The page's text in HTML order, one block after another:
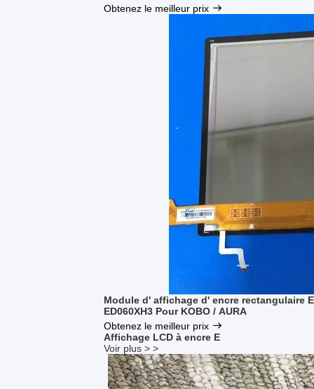
Obtenez le meilleur prix
Module d' affichage d' encre rectangulaire
ED060XH3 Pour KOBO / AURA
Obtenez le meilleur prix
Affichage LCD à encre E
Voir plus > >